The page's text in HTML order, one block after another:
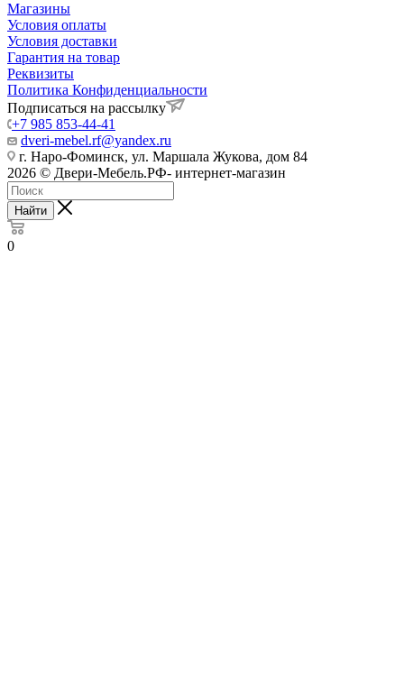
Магазины
Условия оплаты
Условия доставки
Гарантия на товар
Реквизиты
Политика Конфиденциальности
Подписаться на рассылку
+7 985 853-44-41
dveri-mebel.rf@yandex.ru
г. Наро-Фоминск, ул. Маршала Жукова, дом 84
2026 © Двери-Мебель.РФ- интернет-магазин
Найти
0